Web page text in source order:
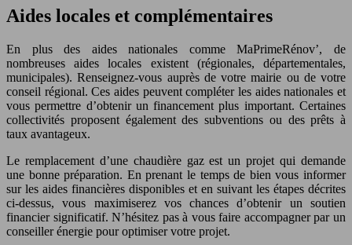
Aides locales et complémentaires
En plus des aides nationales comme MaPrimeRénov’, de
nombreuses aides locales existent (régionales, départementales,
municipales). Renseignez-vous auprès de votre mairie ou de votre
conseil régional. Ces aides peuvent compléter les aides nationales et
vous permettre d’obtenir un financement plus important. Certaines
collectivités proposent également des subventions ou des prêts à
taux avantageux.
Le remplacement d’une chaudière gaz est un projet qui demande
une bonne préparation. En prenant le temps de bien vous informer
sur les aides financières disponibles et en suivant les étapes décrites
ci-dessus, vous maximiserez vos chances d’obtenir un soutien
financier significatif. N’hésitez pas à vous faire accompagner par un
conseiller énergie pour optimiser votre projet.